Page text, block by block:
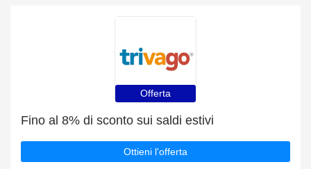
Offerta
Fino al 8% di sconto sui saldi estivi
Ottieni l'offerta